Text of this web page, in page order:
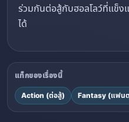
ร่วมกันต่อสู้กับฮอลโลว์ที่แข็ง
ได้
แท็กของเรื่องนี้
Action (ต่อสู้) Fantasy (แฟน